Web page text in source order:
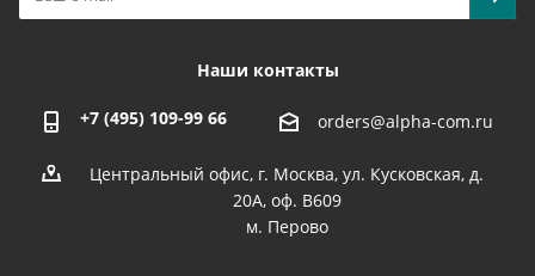
Наши контакты
+7 (495) 109-99 66 orders@alpha-com.ru
Центральный офис, г. Москва, ул. Кусковская, д.
20А, оф. В609
м. Перово